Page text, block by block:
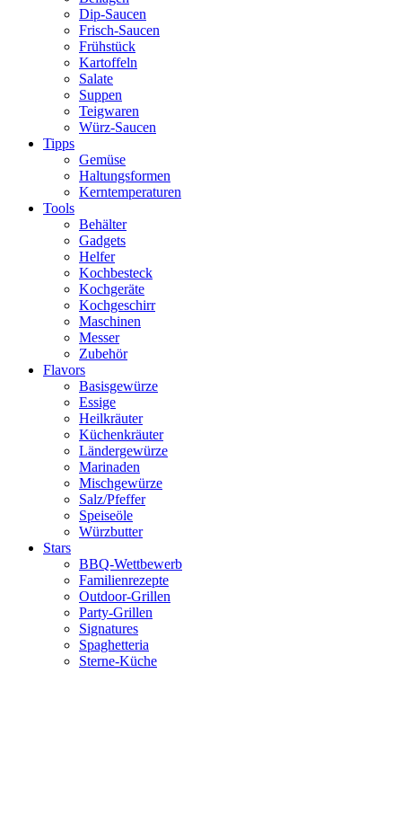
Dip-Saucen
Frisch-Saucen
Frühstück
Kartoffeln
Salate
Suppen
Teigwaren
Würz-Saucen
Tipps
Gemüse
Haltungsformen
Kerntemperaturen
Tools
Behälter
Gadgets
Helfer
Kochbesteck
Kochgeräte
Kochgeschirr
Maschinen
Messer
Zubehör
Flavors
Basisgewürze
Essige
Heilkräuter
Küchenkräuter
Ländergewürze
Marinaden
Mischgewürze
Salz/Pfeffer
Speiseöle
Würzbutter
Stars
BBQ-Wettbewerb
Familienrezepte
Outdoor-Grillen
Party-Grillen
Signatures
Spaghetteria
Sterne-Küche